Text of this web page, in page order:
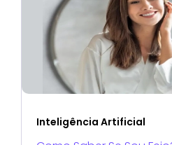
Inteligência Artificial